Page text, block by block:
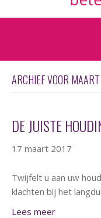
ARCHIEF VOOR
DE JUISTE
17 maart 2017
Twijfelt u aan uw
klachten bij het
Lees meer